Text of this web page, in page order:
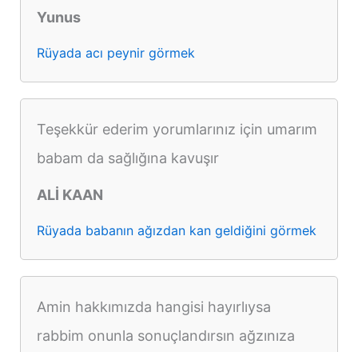
Yunus
Rüyada acı peynir görmek
Teşekkür ederim yorumlarınız için umarım
babam da sağlığına kavuşır
ALİ KAAN
Rüyada babanın ağızdan kan geldiğini görmek
Amin hakkımızda hangisi hayırlıysa
rabbim onunla sonuçlandırsın ağzınıza